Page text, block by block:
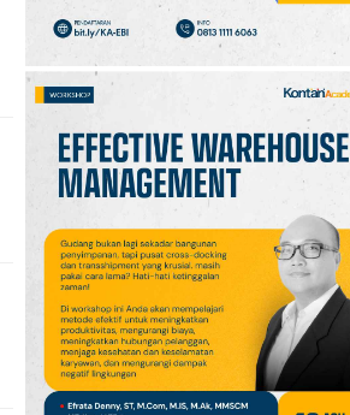
10 Simak Prakiraan Cuaca
Jawa Barat Kamis (6/8):
Waspada Hujan Ringan